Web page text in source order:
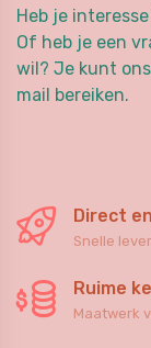
Heb je
Of heb je een
wil? Je kunt
mail bereiken.
Direct
Snelle
Ruime
Maatwerk